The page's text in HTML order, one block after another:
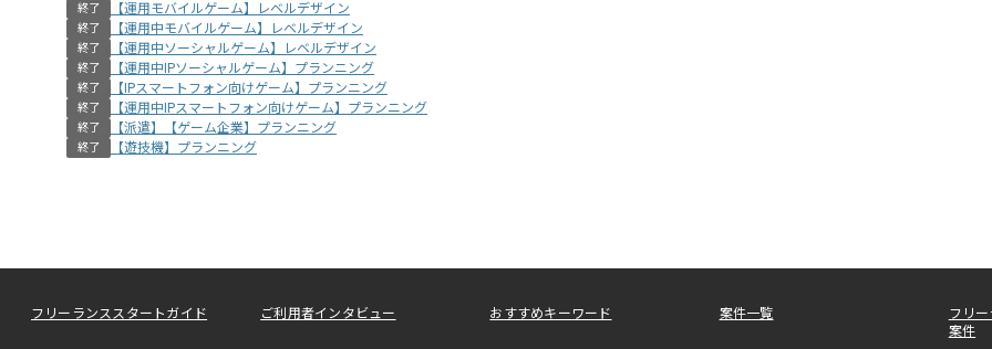
終了 【運用モバイルゲーム】レベルデザイン
終了 【運用中モバイルゲーム】レベルデザイン
終了 【運用中ソーシャルゲーム】レベルデザイン
終了 【運用中IPソーシャルゲーム】プランニング
終了 【IPスマートフォン向けゲーム】プランニング
終了 【運用中IPスマートフォン向けゲーム】プランニング
終了 【派遣】【ゲーム企業】プランニング
終了 【遊技機】プランニング
フリーランススタートガイド ご利用者インタビュー おすすめキーワード 案件一覧
フリ
案件